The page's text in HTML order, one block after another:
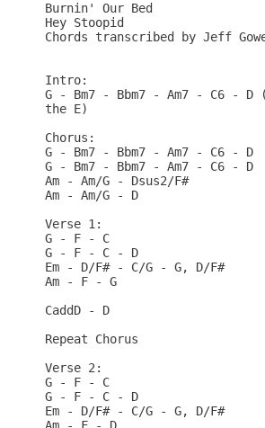
Burnin' Our Bed
Hey Stoopid
Chords transcribed by Jeff
Intro:
G - Bm7 - Bbm7 - Am7 - C6 -
the E)
Chorus:
G - Bm7 - Bbm7 - Am7 - C6 - D
G - Bm7 - Bbm7 - Am7 - C6 - D
Am - Am/G - Dsus2/F#
Am - Am/G - D
Verse 1:
G - F - C
G - F - C - D
Em - D/F# - C/G - G, D/F#
Am - F - G
CaddD - D
Repeat Chorus
Verse 2:
G - F - C
G - F - C - D
Em - D/F# - C/G - G, D/F#